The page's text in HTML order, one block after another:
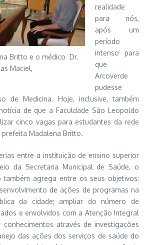
Britto e o médico Dr.
Maciel,
realidade
para nós,
após um
período
intenso para
que
Arcoverde
pudesse
de Medicina. Hoje, inclusive, também
de que a Faculdade São Leopoldo
cinco vagas para estudantes da rede
prefeita Madalena Britto.
entre a instituição de ensino superior
da Secretaria Municipal de Saúde, o
também agrega entre os seus objetivos:
de ações de programas na
da cidade; ampliar do número de
e envolvidos com a Atenção Integral
conhecimentos através de investigações
das ações dos serviços de saúde do